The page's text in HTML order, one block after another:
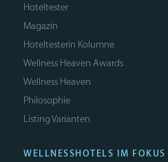
Hoteltester
Magazin
Hoteltesterin Kolumne
Wellness Heaven Awards
Wellness Heaven
Philosophie
Listing Varianten
WELLNESSHOTELS IM FOKUS